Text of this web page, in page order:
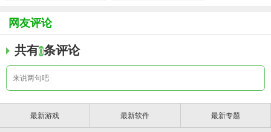
网友评论
共有0条评论
最新游戏 最新软件 最新专题